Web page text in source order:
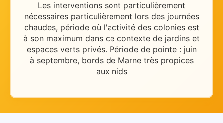
Les interventions sont particulièrement
nécessaires particulièrement lors des journées
chaudes, période où l'activité des colonies est
à son maximum dans ce contexte de jardins et
espaces verts privés. Période de pointe : juin
à septembre, bords de Marne très propices
aux nids